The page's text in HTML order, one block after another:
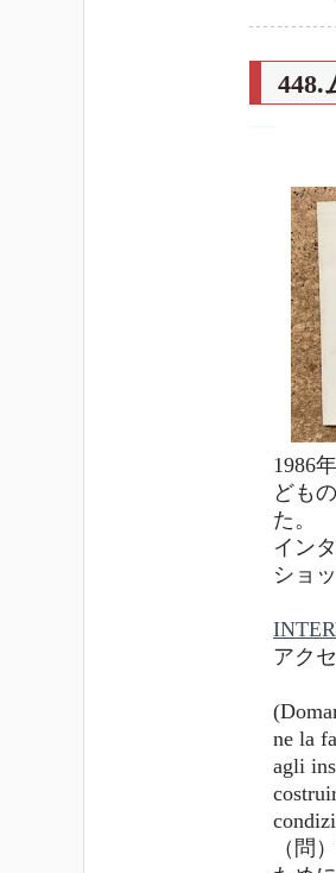
448.
1986
ども
た。
イン
ショ
アク
ne la
agli
（問